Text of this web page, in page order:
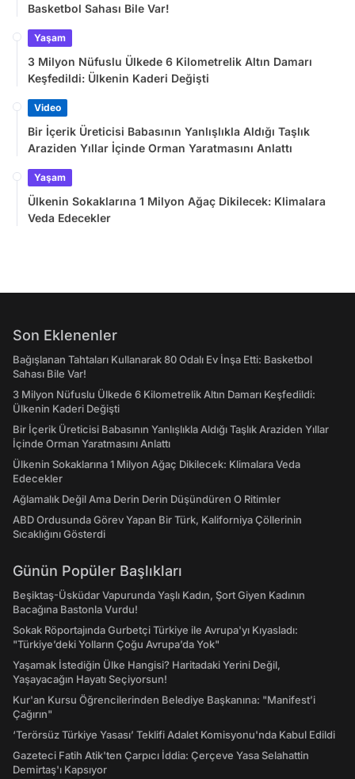
Basketbol Sahası Bile Var!
Yaşam
3 Milyon Nüfuslu Ülkede 6 Kilometrelik Altın Damarı
Keşfedildi: Ülkenin Kaderi Değişti
Video
Bir İçerik Üreticisi Babasının Yanlışlıkla Aldığı Taşlık
Araziden Yıllar İçinde Orman Yaratmasını Anlattı
Yaşam
Ülkenin Sokaklarına 1 Milyon Ağaç Dikilecek: Klimalara
Veda Edecekler
Son Eklenenler
Bağışlanan Tahtaları Kullanarak 80 Odalı Ev İnşa Etti: Basketbol
Sahası Bile Var!
3 Milyon Nüfuslu Ülkede 6 Kilometrelik Altın Damarı Keşfedildi:
Ülkenin Kaderi Değişti
Bir İçerik Üreticisi Babasının Yanlışlıkla Aldığı Taşlık Araziden Yıllar
İçinde Orman Yaratmasını Anlattı
Ülkenin Sokaklarına 1 Milyon Ağaç Dikilecek: Klimalara Veda
Edecekler
Ağlamalık Değil Ama Derin Derin Düşündüren O Ritimler
ABD Ordusunda Görev Yapan Bir Türk, Kaliforniya Çöllerinin
Sıcaklığını Gösterdi
Günün Popüler Başlıkları
Beşiktaş-Üsküdar Vapurunda Yaşlı Kadın, Şort Giyen Kadının
Bacağına Bastonla Vurdu!
Sokak Röportajında Gurbetçi Türkiye ile Avrupa'yı Kıyasladı:
"Türkiye’deki Yolların Çoğu Avrupa’da Yok"
Yaşamak İstediğin Ülke Hangisi? Haritadaki Yerini Değil,
Yaşayacağın Hayatı Seçiyorsun!
Kur'an Kursu Öğrencilerinden Belediye Başkanına: "Manifest’i
Çağırın"
‘Terörsüz Türkiye Yasası’ Teklifi Adalet Komisyonu'nda Kabul Edildi
Gazeteci Fatih Atik'ten Çarpıcı İddia: Çerçeve Yasa Selahattin
Demirtaş'ı Kapsıyor